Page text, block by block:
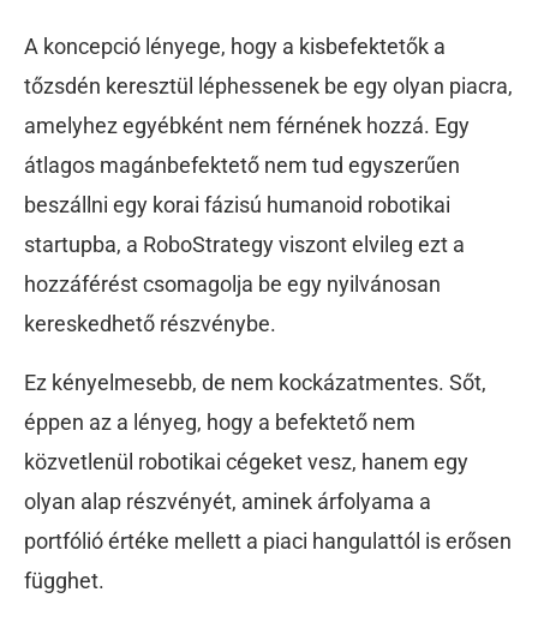
A koncepció lényege, hogy a kisbefektetők a
tőzsdén keresztül léphessenek be egy olyan piacra,
amelyhez egyébként nem férnének hozzá. Egy
átlagos magánbefektető nem tud egyszerűen
beszállni egy korai fázisú humanoid robotikai
startupba, a RoboStrategy viszont elvileg ezt a
hozzáférést csomagolja be egy nyilvánosan
kereskedhető részvénybe.
Ez kényelmesebb, de nem kockázatmentes. Sőt,
éppen az a lényeg, hogy a befektető nem
közvetlenül robotikai cégeket vesz, hanem egy
olyan alap részvényét, aminek árfolyama a
portfólió értéke mellett a piaci hangulattól is erősen
függhet.